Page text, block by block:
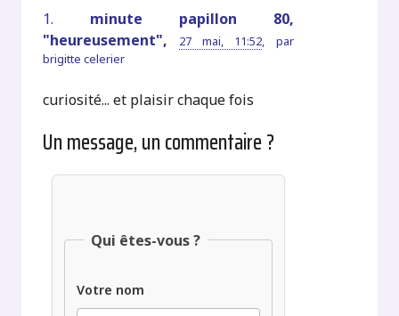
1.
minute papillon 80,
"heureusement",
27 mai, 11:52, par
brigitte celerier
curiosité... et plaisir chaque fois
Un message, un commentaire ?
Qui êtes-vous ?
Votre nom